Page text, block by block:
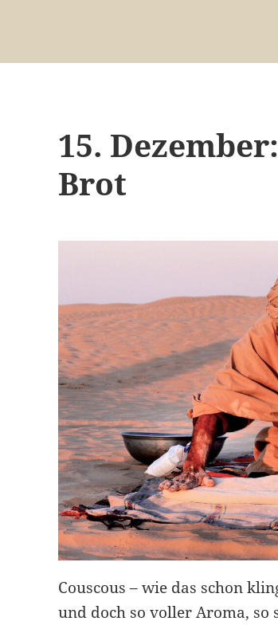
15.
Brot
Couscous – wie das schon
und doch so voller Aroma,